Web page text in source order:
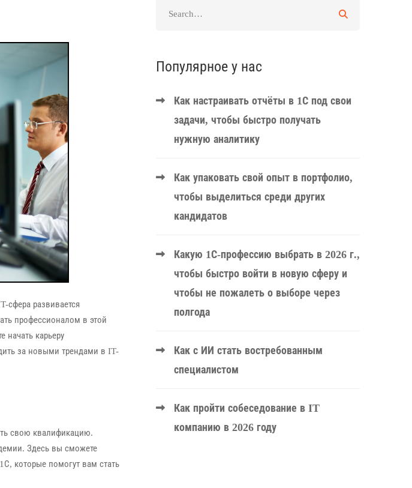
сфера развивается
профессионалом в этой
начать карьеру
за новыми трендами в IT-
свою квалификацию.
Здесь вы сможете
которые помогут вам стать
Популярное у нас
Как настраивать отчёты в 1С под свои
задачи, чтобы быстро получать
нужную аналитику
Как упаковать свой опыт в портфолио,
чтобы выделиться среди других
кандидатов
Какую 1С-профессию выбрать в 2026 г.,
чтобы быстро войти в новую сферу и
чтобы не пожалеть о выборе через
полгода
Как с ИИ стать востребованным
специалистом
Как пройти собеседование в IT
компанию в 2026 году